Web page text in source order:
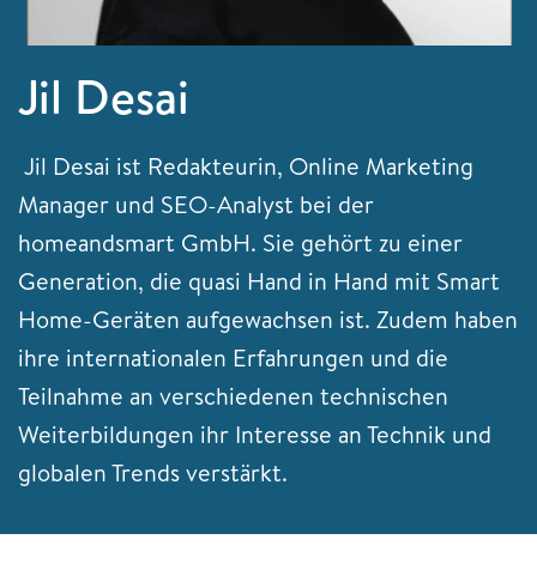
Jil Desai
Jil Desai ist Redakteurin, Online Marketing
Manager und SEO-Analyst bei der
homeandsmart GmbH. Sie gehört zu einer
Generation, die quasi Hand in Hand mit Smart
Home-Geräten aufgewachsen ist. Zudem haben
ihre internationalen Erfahrungen und die
Teilnahme an verschiedenen technischen
Weiterbildungen ihr Interesse an Technik und
globalen Trends verstärkt.